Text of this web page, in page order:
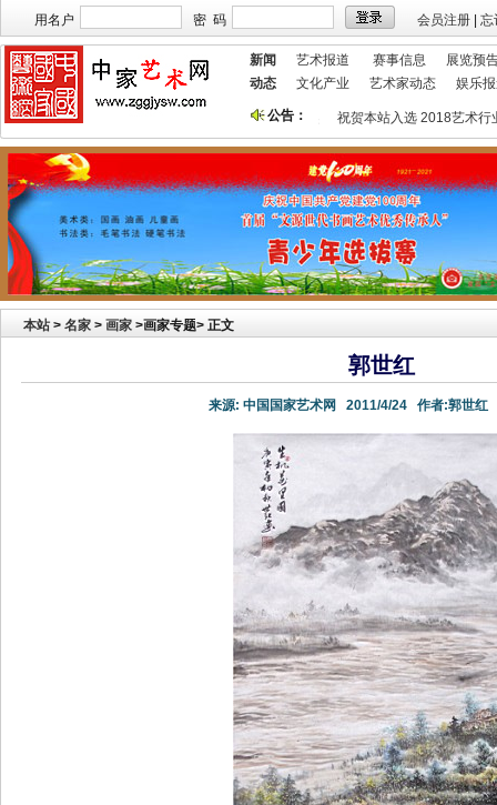
用名户 密 码 会员注册 忘
新闻 艺术报道 赛事信息
展览预
动态
文化产业 艺术家动态 娱乐
公告：
放！ 祝贺本站获艺术行业最具品牌价值奖 祝贺本站入选 2018艺术行业百强
本站 > 名家 > 画家 >画家专题> 正文
郭世红
来源: 中国国家艺术网 2011/4/24作者:郭世红